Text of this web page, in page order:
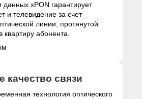
xPON гарантирует
и телевидение за счет
линии, протянутой
квартиру абонента.
качество связи
технология оптического